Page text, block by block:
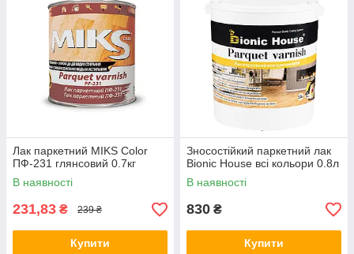
Лак паркетний MIKS Color
ПФ-231 глянсовий 0.7кг
В наявності
231,83 ₴ 239 ₴
Купити
Зносостійкий паркетний лак
Bionic House всі кольори 0.8л
В наявності
830 ₴
Купити